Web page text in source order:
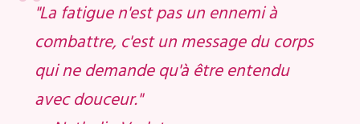
"La fatigue n'est pas un ennemi à
combattre, c'est un message du corps
qui ne demande qu'à être entendu
avec douceur."